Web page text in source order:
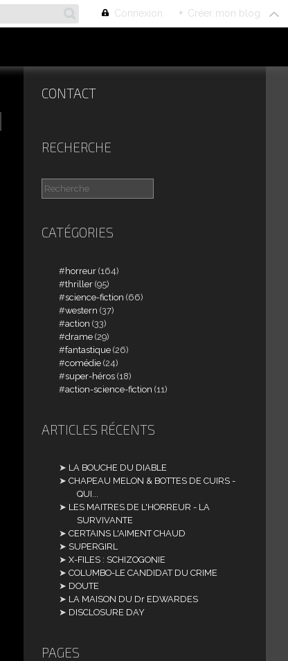
Connexion + Créer mon blog
CONTACT
RECHERCHE
CATÉGORIES
horreur (164)
thriller (95)
science-fiction (66)
western (37)
action (33)
drame (29)
fantastique (26)
comédie (24)
super-héros (18)
action-science-fiction (11)
ARTICLES RÉCENTS
LA BOUCHE DU DIABLE
CHAPEAU MELON & BOTTES DE CUIRS -
QUI...
LES MAITRES DE L'HORREUR - LA
SURVIVANTE
CERTAINS L'AIMENT CHAUD
SUPERGIRL
X-FILES : SCHIZOGONIE
COLUMBO-LE CANDIDAT DU CRIME
DOUTE
LA MAISON DU Dr EDWARDES
DISCLOSURE DAY
PAGES